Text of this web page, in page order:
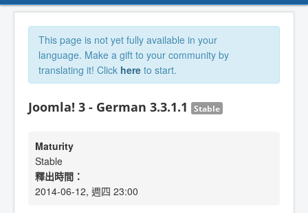
This page is not yet fully available in your
language. Make a gift to your community by
translating it! Click here to start.
Joomla! 3 - German 3.3.1.1 Stable
Maturity
Stable
釋出時間：
2014-06-12, 週四 23:00